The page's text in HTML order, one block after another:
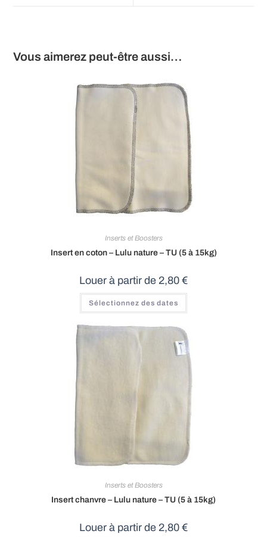
Vous aimerez peut-être aussi…
Inserts et Boosters
Insert en coton – Lulu nature – TU (5 à 15kg)
Louer à partir de 2,80 €
Sélectionnez des dates
Inserts et Boosters
Insert chanvre – Lulu nature – TU (5 à 15kg)
Louer à partir de 2,80 €